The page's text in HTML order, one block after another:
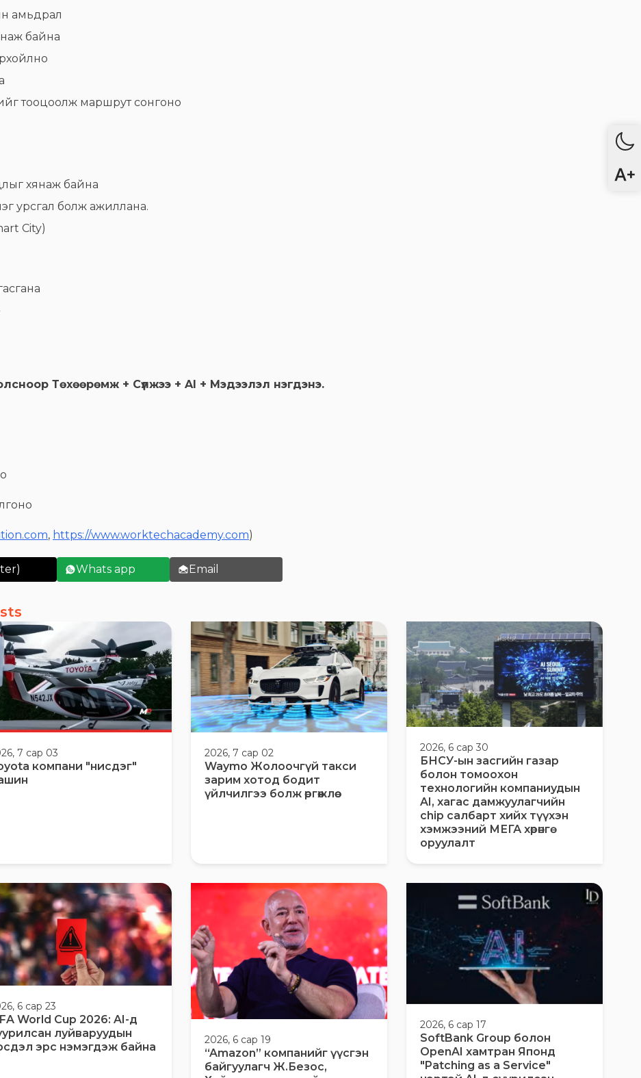
амьдрал
байна
тооцоолж маршрут сонгоно
хянаж байна
урсгал болж ажиллана.
City)
Төхөөрөмж + Сүлжээ + AI + Мэдээлэл нэгдэнэ.
, https://www.worktechacademy.com)
Whats app Email
7 сар 03
компани "нисдэг"
2026, 7 сар 02
Waymo Жолоочгүй такси
зарим хотод бодит
үйлчилгээ болж өргөжлөө
2026, 6 сар 30
БНСУ-ын засгийн газар
болон томоохон
технологийн компаниудын
AI, хагас дамжуулагчийн
chip салбарт хийх түүхэн
хэмжээний МЕГА хөрөнгө
оруулалт
6 сар 23
World Cup 2026: AI-д
луйваруудын
эрс нэмэгдэж байна
2026, 6 сар 19
“Amazon” компанийг үүсгэн
байгуулагч Ж.Безос,
2026, 6 сар 17
SoftBank Group болон
OpenAI хамтран Японд
"Patching as a Service"